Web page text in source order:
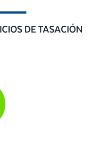
DE TASACIÓN